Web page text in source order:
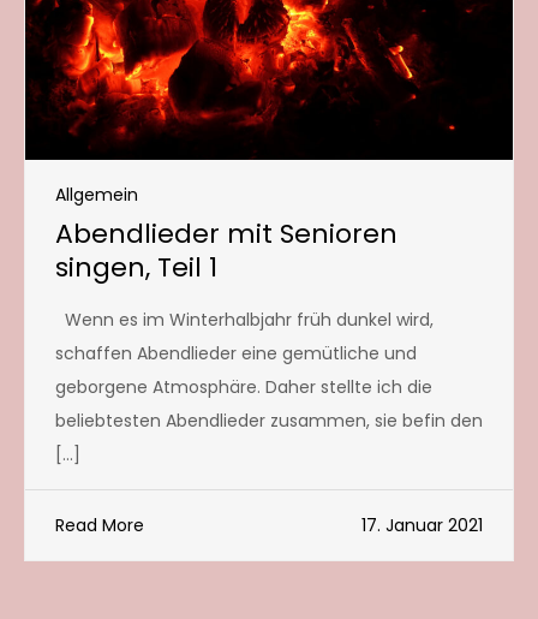
Allgemein
Abendlieder mit Senioren
singen, Teil 1
Wenn es im Winterhalbjahr früh dunkel wird,
schaffen Abendlieder eine gemütliche und
geborgene Atmosphäre. Daher stellte ich die
beliebtesten Abendlieder zusammen, sie befin den
[…]
Read More 17. Januar 2021